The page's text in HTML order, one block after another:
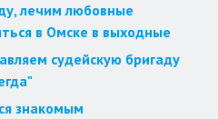
лечим любовные
в Омске в выходные
судейскую бригаду
знакомым